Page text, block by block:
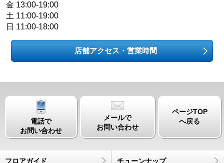
金 13:00-19:00
土 11:00-19:00
日 11:00-18:00
店舗アクセス・営業時間
電話で
お問い合わせ
メールで
お問い合わせ
ページTOP
へ戻る
フロアガイド チューンナップ